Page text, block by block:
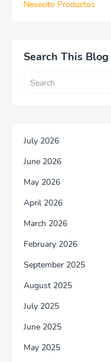
Nesecito Productos
Search This Blog
July 2026
June 2026
May 2026
April 2026
March 2026
February 2026
September 2025
August 2025
July 2025
June 2025
May 2025